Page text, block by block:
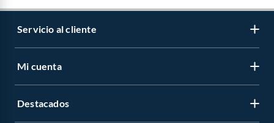
Servicio al cliente
Mi cuenta
Destacados